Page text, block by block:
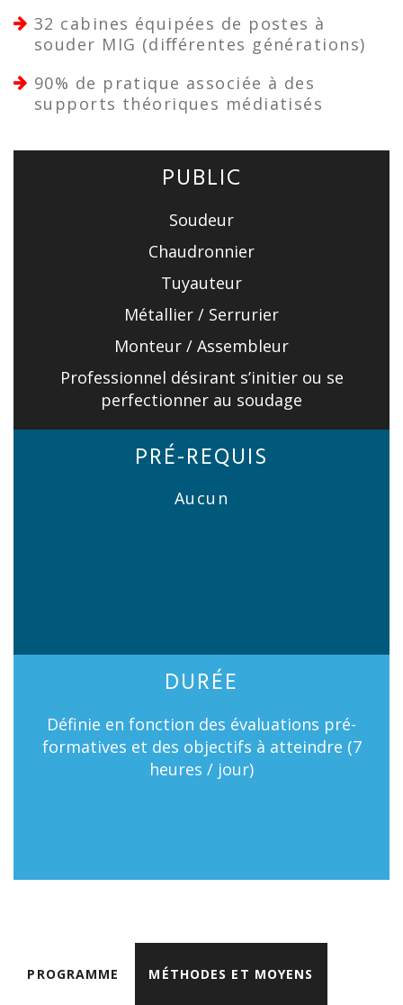
32 cabines équipées de postes à
souder MIG (diﬀérentes générations)
90% de pratique associée à des
supports théoriques médiatisés
PUBLIC
Soudeur
Chaudronnier
Tuyauteur
Métallier / Serrurier
Monteur / Assembleur
Professionnel désirant s’initier ou se
perfectionner au soudage
PRÉ-REQUIS
Aucun
DURÉE
Définie en fonction des évaluations pré-
formatives et des objectifs à atteindre (7
heures / jour)
PROGRAMME MÉTHODES ET MOYENS